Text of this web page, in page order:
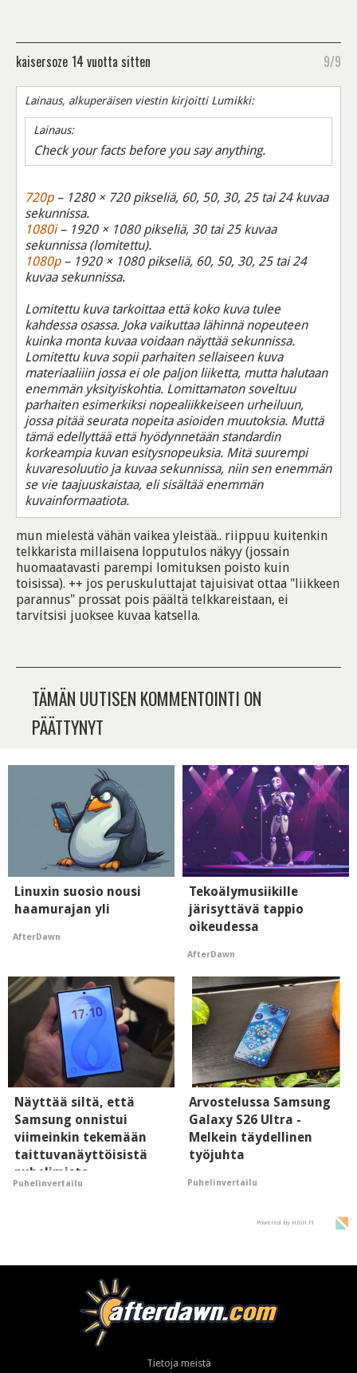
kaisersoze 14 vuotta sitten 9/9
Lainaus, alkuperäisen viestin kirjoitti Lumikki:
Lainaus:
Check your facts before you say anything.
720p– 1280 × 720 pikseliä, 60, 50, 30, 25 tai 24 kuvaa
sekunnissa.
1080i– 1920 × 1080 pikseliä, 30 tai 25 kuvaa
sekunnissa (lomitettu).
1080p– 1920 × 1080 pikseliä, 60, 50, 30, 25 tai 24
kuvaa sekunnissa.
Lomitettu kuva tarkoittaa että koko kuva tulee
kahdessa osassa. Joka vaikuttaa lähinnä nopeuteen
kuinka monta kuvaa voidaan näyttää sekunnissa.
Lomitettu kuva sopii parhaiten sellaiseen kuva
materiaaliiin jossa ei ole paljon liiketta, mutta halutaan
enemmän yksityiskohtia. Lomittamaton soveltuu
parhaiten esimerkiksi nopealiikkeiseen urheiluun,
jossa pitää seurata nopeita asioiden muutoksia. Muttä
tämä edellyttää että hyödynnetään standardin
korkeampia kuvan esitysnopeuksia. Mitä suurempi
kuvaresoluutio ja kuvaa sekunnissa, niin sen enemmän
se vie taajuuskaistaa, eli sisältää enemmän
kuvainformaatiota.
mun mielestä vähän vaikea yleistää.. riippuu kuitenkin
telkkarista millaisena lopputulos näkyy (jossain
huomaatavasti parempi lomituksen poisto kuin
toisissa). ++ jos peruskuluttajat tajuisivat ottaa "liikkeen
parannus" prossat pois päältä telkkareistaan, ei
tarvitsisi juoksee kuvaa katsella.
TÄMÄN UUTISEN KOMMENTOINTI ON
PÄÄTTYNYT
Linuxin suosio nousi
haamurajan yli
AfterDawn
Tekoälymusiikille
järisyttävä tappio
oikeudessa
AfterDawn
Näyttää siltä, että
Samsung onnistui
viimeinkin tekemään
taittuvanäyttöisistä
puhelimista
supersuosittuja
Puhelinvertailu
Arvostelussa Samsung
Galaxy S26 Ultra -
Melkein täydellinen
työjuhta
Puhelinvertailu
Powered by HIGH.FI
Tietoja meistä